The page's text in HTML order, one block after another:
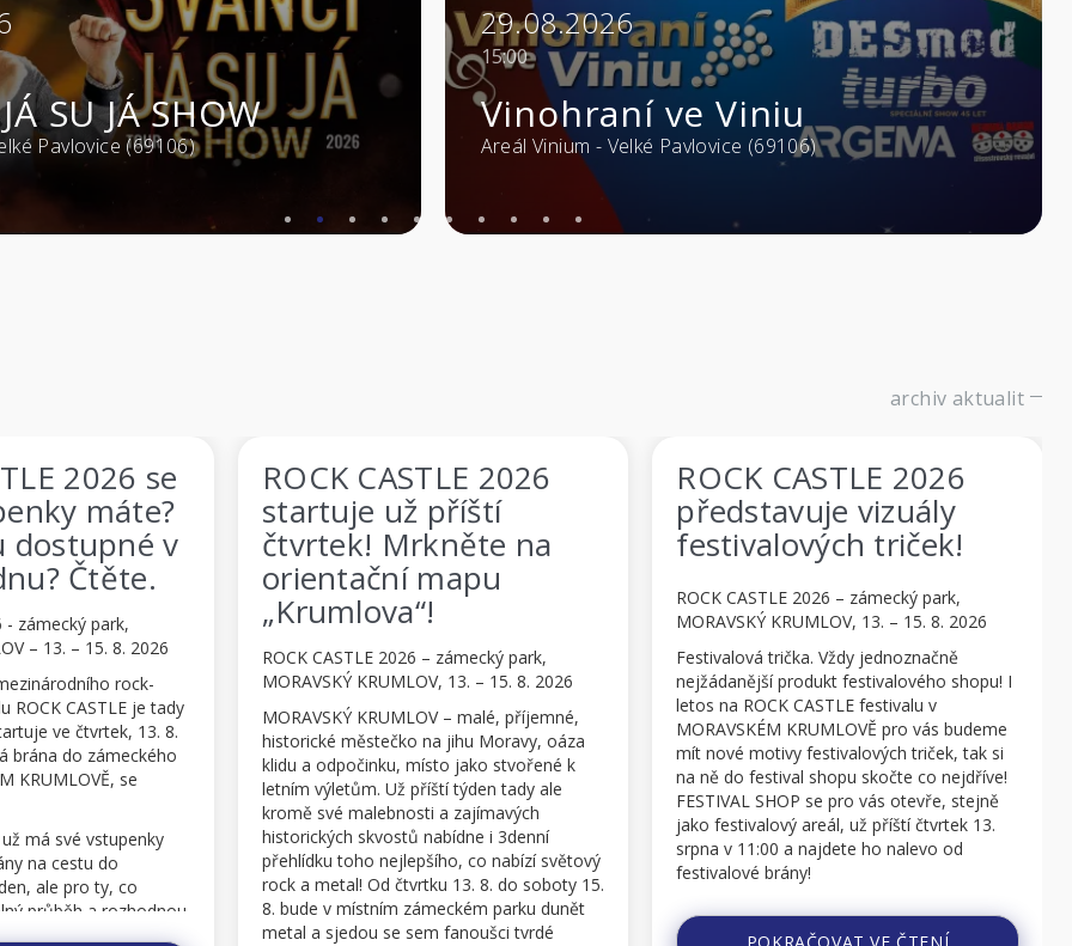
ve Viniu
- Velké Pavlovice (69106)
03.10.2026
20:00
Blackbriar
Masters of Rock Café - Zlín (76001)
archiv aktualit
2026
příští
na
mapu
– zámecký park,
13. – 15. 8. 2026
– malé, příjemné,
na jihu Moravy, oáza
místo jako stvořené k
příští týden tady ale
a zajímavých
nabídne i 3denní
co nabízí světový
13. 8. do soboty 15.
zámeckém parku dunět
ROCK CASTLE 2026
představuje vizuály
festivalových triček!
ROCK CASTLE 2026 – zámecký park,
MORAVSKÝ KRUMLOV, 13. – 15. 8. 2026
Festivalová trička. Vždy jednoznačně
nejžádanější produkt festivalového shopu! I
letos na ROCK CASTLE festivalu v
MORAVSKÉM KRUMLOVĚ pro vás budeme
mít nové motivy festivalových triček, tak si
na ně do festival shopu skočte co nejdříve!
FESTIVAL SHOP se pro vás otevře, stejně
jako festivalový areál, už příští čtvrtek 13.
srpna v 11:00 a najdete ho nalevo od
festivalové brány!
V prodeji budou klasická páns...
ROCK CASTLE 2026 a
organizační řád
festivalu. Projděte si
ho online na
festivalovém webu!
ROCK CASTLE 2026 – zámecký park,
MORAVSKÝ KRUMLOV, 13. – 15. 8. 2026
Už za týden se do poklidného
jihomoravského městečka MORAVSKÝ
KRUMLOV sjedou fanoušci tvrdé muziky z
celého světa, aby si zde, v překrásném
zámeckém parku, prožili další, metalem a
jedinečnou, pohodovou atmosférou nabité
dny na 6. ročníku festivalu ROCK CASTLE!
pročetli organizační pokyny a řád festivalu,